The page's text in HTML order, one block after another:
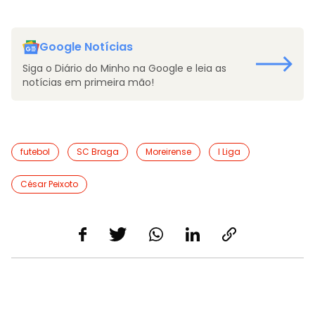
Google Notícias
Siga o Diário do Minho na Google e leia as
notícias em primeira mão!
futebol SC Braga Moreirense I Liga
César Peixoto